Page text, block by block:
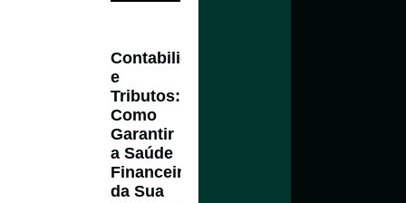
Contabilidade
e
Tributos:
Como
Garantir
a Saúde
Financeira
da Sua